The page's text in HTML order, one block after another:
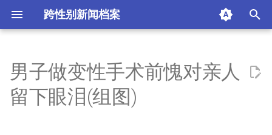
跨性别新闻档案
n
正文
男子做变性手术前愧对亲人
留下眼泪(组图)